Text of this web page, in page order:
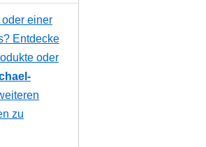
oder einer
Entdecke
oder
zu